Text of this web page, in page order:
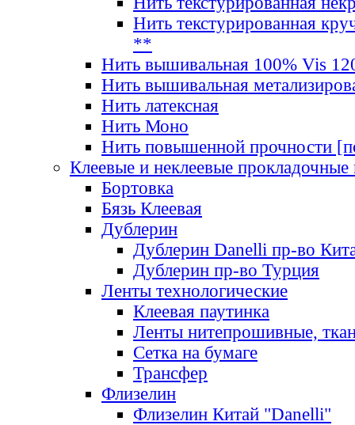
Нить текстурированная
**
Нить вышивальная 100% Vis
Нить вышивальная
Нить латексная
Нить Моно
Нить повышенной прочности
Клеевые и неклеевые прокладочные
Бортовка
Бязь Клеевая
Дублерин
Дублерин Danelli пр-во
Дублерин пр-во Турция
Ленты технологические
Клеевая паутинка
Ленты нитепрошивные,
Сетка на бумаге
Трансфер
Флизелин
Флизелин Китай "Danelli"